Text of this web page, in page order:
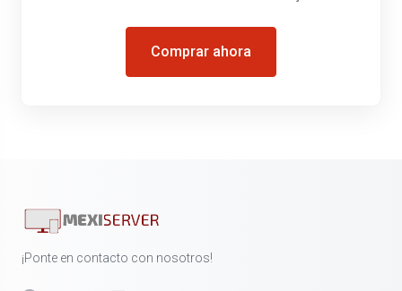
Comprar ahora
¡Ponte en contacto con nosotros!